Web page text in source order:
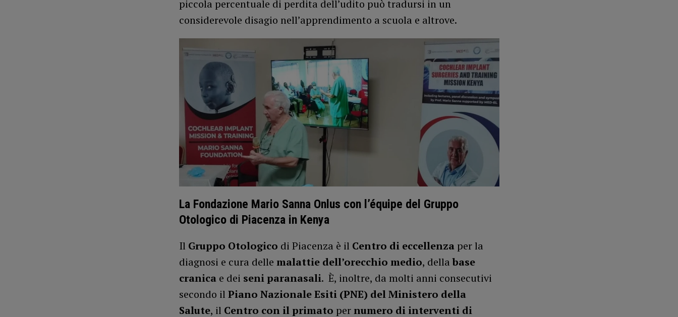
piccola percentuale di perdita dell’udito può tradursi in un
considerevole disagio nell’apprendimento a scuola e altrove.
La Fondazione Mario Sanna Onlus con l’équipe del Gruppo
Otologico di Piacenza in Kenya
Il Gruppo Otologico di Piacenza è il Centro di eccellenzaper la
diagnosi e cura delle malattie dell’orecchio medio, dellabase
cranicae dei seni paranasali. È, inoltre, da molti anni consecutivi
secondo il Piano Nazionale Esiti (PNE) del Ministero della
Salute, il Centro con il primato pernumero di interventi di